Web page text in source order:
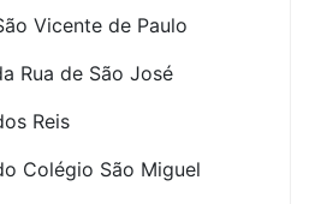
Vicente de Paulo
Rua de São José
Reis
Colégio São Miguel